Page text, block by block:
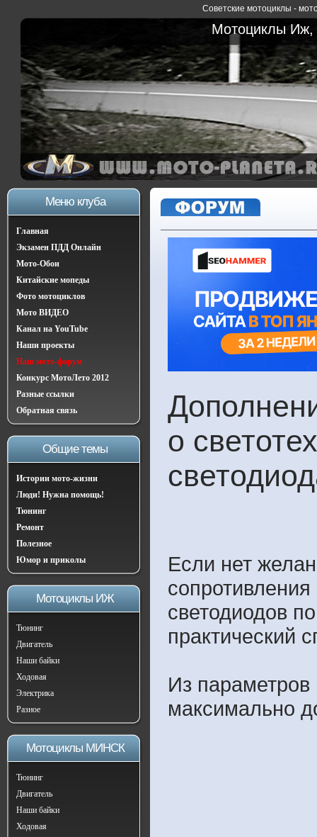
Советские мотоциклы -
Мотоциклы Иж,
Меню клуба
Главная
Экзамен ПДД Онлайн
Мото-Обои
Китайские мопеды
Фото мотоциклов
Мото ВИДЕО
Канал на YouTube
Наши проекты
Наш мото-форум
Конкурс МотоЛето 2012
Разные ссылки
Обратная связь
Общие темы
Истории мото-жизни
Люди! Нужна помощь!
Тюнинг
Ремонт
Полезное
Юмор и приколы
Мотоциклы ИЖ
Тюнинг
Двигатель
Наши байки
Ходовая
Электрика
Разное
Мотоциклы МИНСК
Тюнинг
Двигатель
Наши байки
Ходовая
о
Если нет
светодиодов
практический
Из параметров
максимально